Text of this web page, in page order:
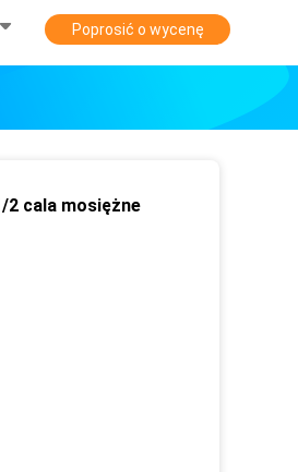
Poprosić o wycenę
2 cala mosiężne